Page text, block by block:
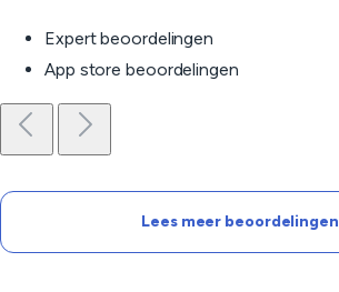
Expert beoordelingen
App store beoordelingen
Lees meer beoordelingen